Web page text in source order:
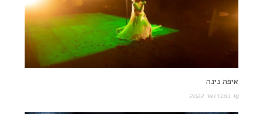
איפה נינה
19 בפברואר 2022